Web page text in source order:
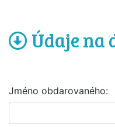
Údaje na
Jméno obdarovaného: